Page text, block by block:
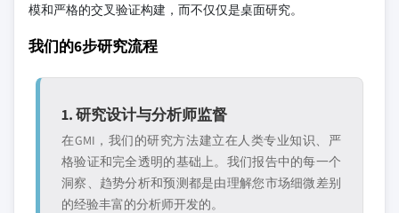
模和严格的交叉验证构建，而不仅仅是桌面研究。
我们的6步研究流程
1. 研究设计与分析师监督
在GMI，我们的研究方法建立在人类专业知识、严
格验证和完全透明的基础上。我们报告中的每一个
洞察、趋势分析和预测都是由理解您市场细微差别
的经验丰富的分析师开发的。